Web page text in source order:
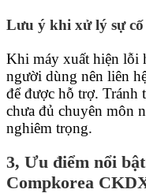
Lưu ý khi xử lý sự cố
Khi máy xuất hiện lỗi
người dùng nên liên
để được hỗ trợ. Tránh
chưa đủ chuyên môn
nghiêm trọng.
3, Ưu điểm nổi
Compkorea